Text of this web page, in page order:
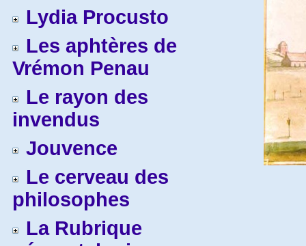
Lydia Procusto
Les aphtères de
Vrémon Penau
Le rayon des
invendus
Jouvence
Le cerveau des
philosophes
La Rubrique